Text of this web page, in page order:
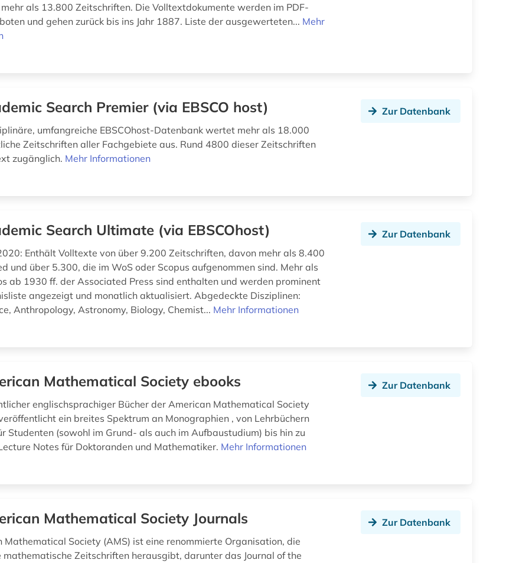
als 13.800 Zeitschriften. Die Volltextdokumente werden im PDF-
und gehen zurück bis ins Jahr 1887. Liste der ausgewerteten... Mehr
Search Premier (via EBSCO host)
umfangreiche EBSCOhost-Datenbank wertet mehr als 18.000
Zeitschriften aller Fachgebiete aus. Rund 4800 dieser Zeitschriften
zugänglich. Mehr Informationen
Zur Datenbank
Search Ultimate (via EBSCOhost)
Enthält Volltexte von über 9.200 Zeitschriften, davon mehr als 8.400
und über 5.300, die im WoS oder Scopus aufgenommen sind. Mehr als
ab 1930 ff. der Associated Press sind enthalten und werden prominent
angezeigt und monatlich aktualisiert. Abgedeckte Disziplinen:
Anthropology, Astronomy, Biology, Chemist... Mehr Informationen
Zur Datenbank
Mathematical Society ebooks
englischsprachiger Bücher der American Mathematical Society
ein breites Spektrum an Monographien , von Lehrbüchern
Studenten (sowohl im Grund- als auch im Aufbaustudium) bis hin zu
Notes für Doktoranden und Mathematiker. Mehr Informationen
Zur Datenbank
Mathematical Society Journals
Mathematical Society (AMS) ist eine renommierte Organisation, die
mathematische Zeitschriften herausgibt, darunter das Journal of the
Zur Datenbank